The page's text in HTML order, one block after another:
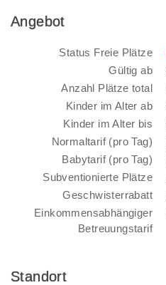
Angebot
Status Freie Plätze
Gültig ab
Anzahl Plätze total
Kinder im Alter ab
Kinder im Alter bis
Normaltarif (pro Tag)
Babytarif (pro Tag)
Subventionierte Plätze
Geschwisterrabatt
Einkommensabhängiger
Betreuungstarif
Standort